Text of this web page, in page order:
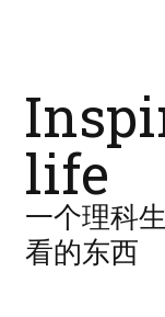
life
一个理科
看的东西